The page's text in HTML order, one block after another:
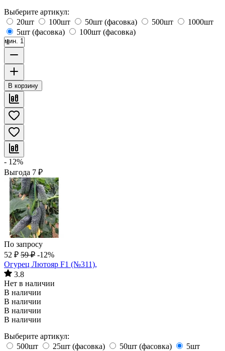
Выберите артикул:
20шт
100шт 50шт (фасовка) 500шт
1000шт
5шт (фасовка)
100шт (фасовка)
мин. 1
В корзину
- 12%
Выгода 7 ₽
По запросу
52 ₽ 59 ₽ -12%
Огурец Лютояр F1 (№311),
3.8
Нет в наличии
В наличии
В наличии
В наличии
В наличии
Выберите артикул:
500шт
25шт (фасовка) 50шт (фасовка)
5шт